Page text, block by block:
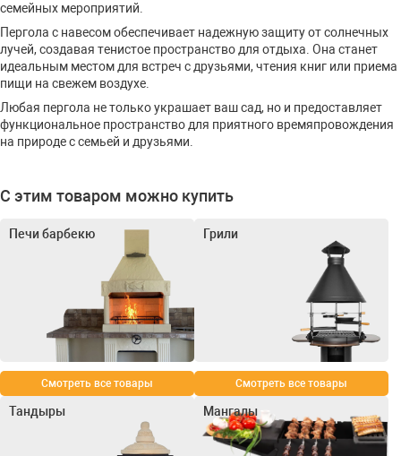
семейных мероприятий.
Пергола с навесом обеспечивает надежную защиту от солнечных
лучей, создавая тенистое пространство для отдыха. Она станет
идеальным местом для встреч с друзьями, чтения книг или приема
пищи на свежем воздухе.
Любая пергола не только украшает ваш сад, но и предоставляет
функциональное пространство для приятного времяпровождения
на природе с семьей и друзьями.
С этим товаром можно купить
Печи барбекю
Смотреть все товары
Грили
Смотреть все товары
Тандыры Мангалы